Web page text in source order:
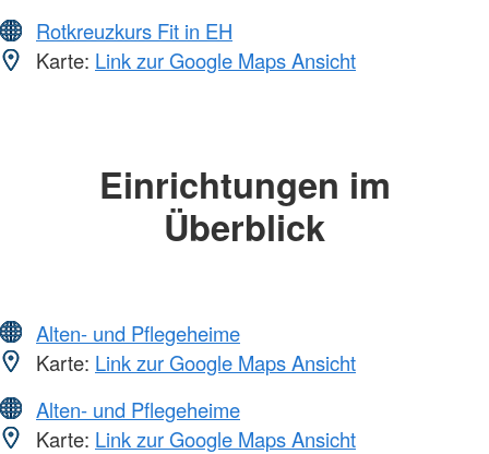
Rotkreuzkurs Fit in EH
Karte: Link zur Google Maps Ansicht
Einrichtungen im
Überblick
Alten- und Pflegeheime
Karte: Link zur Google Maps Ansicht
Alten- und Pflegeheime
Karte: Link zur Google Maps Ansicht